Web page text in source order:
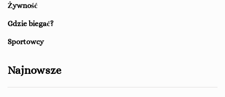
Żywność
Gdzie biegać?
Sportowcy
Najnowsze